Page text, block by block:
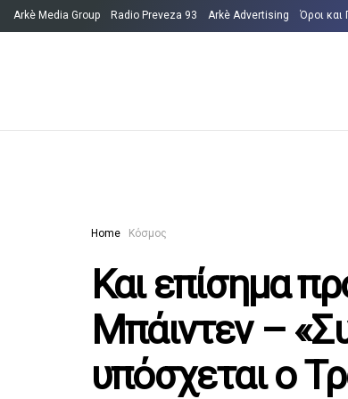
Arkè Media Group Radio Preveza 93 Arkè Advertising Όροι και
Home Κόσμος
Και επίσημα
Μπάιντεν –
υπόσχεται ο